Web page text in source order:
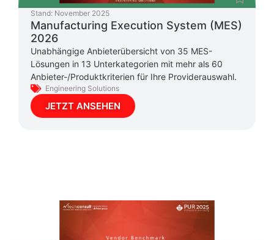
Stand: November 2025
Manufacturing Execution System (MES)
2026
Unabhängige Anbieterübersicht von 35 MES-
Lösungen in 13 Unterkategorien mit mehr als 60
Anbieter-/Produktkriterien für Ihre Providerauswahl.
Engineering Solutions
JETZT ANSEHEN